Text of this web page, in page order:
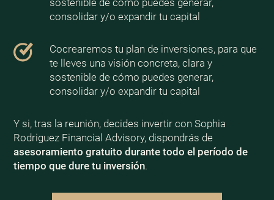
consolidar y/o expandir tu capital
Cocrearemos tu plan de inversiones, para que
te lleves una visión concreta, clara y
sostenible de cómo puedes generar,
consolidar y/o expandir tu capital
Y si, tras la reunión, decides invertir con Sophia
Rodriguez Financial Advisory, dispondrás de
asesoramiento gratuito durante todo el período de
tiempo que dure tu inversión.